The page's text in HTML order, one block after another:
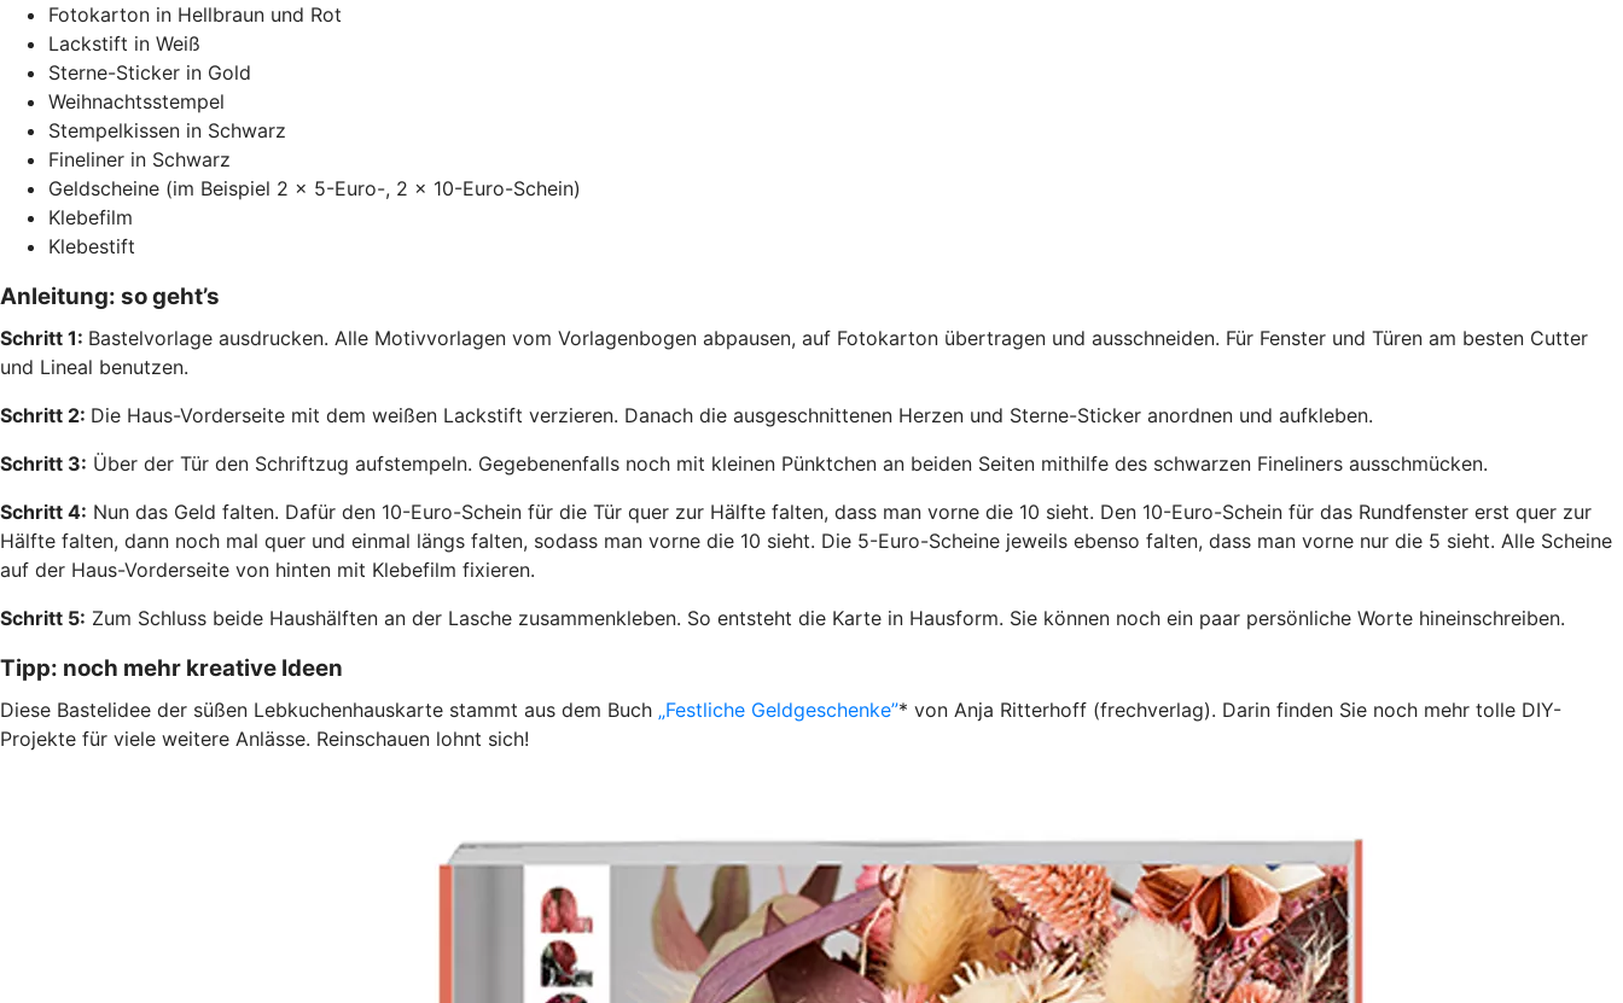
Fotokarton in Hellbraun und Rot
Lackstift in Weiß
Sterne-Sticker in Gold
Weihnachtsstempel
Stempelkissen in Schwarz
Fineliner in Schwarz
Geldscheine (im Beispiel 2 x 5-Euro-, 2 x 10-Euro-Schein)
Klebefilm
Klebestift
Anleitung: so geht’s
Schritt 1: Bastelvorlage ausdrucken. Alle Motivvorlagen vom Vorlagenbogen abpausen, auf Fotokarton übertragen und ausschneiden. Für Fenster und Türen am besten Cutter
und Lineal benutzen.
Schritt 2: Die Haus-Vorderseite mit dem weißen Lackstift verzieren. Danach die ausgeschnittenen Herzen und Sterne-Sticker anordnen und aufkleben.
Schritt 3: Über der Tür den Schriftzug aufstempeln. Gegebenenfalls noch mit kleinen Pünktchen an beiden Seiten mithilfe des schwarzen Fineliners ausschmücken.
Schritt 4: Nun das Geld falten. Dafür den 10-Euro-Schein für die Tür quer zur Hälfte falten, dass man vorne die 10 sieht. Den 10-Euro-Schein für das Rundfenster erst quer zur
Hälfte falten, dann noch mal quer und einmal längs falten, sodass man vorne die 10 sieht. Die 5-Euro-Scheine jeweils ebenso falten, dass man vorne nur die 5 sieht. Alle Scheine
auf der Haus-Vorderseite von hinten mit Klebefilm fixieren.
Schritt 5: Zum Schluss beide Haushälften an der Lasche zusammenkleben. So entsteht die Karte in Hausform. Sie können noch ein paar persönliche Worte hineinschreiben.
Tipp: noch mehr kreative Ideen
Diese Bastelidee der süßen Lebkuchenhauskarte stammt aus dem Buch „Festliche Geldgeschenke”* von Anja Ritterhoff (frechverlag). Darin finden Sie noch mehr tolle DIY-
Projekte für viele weitere Anlässe. Reinschauen lohnt sich!